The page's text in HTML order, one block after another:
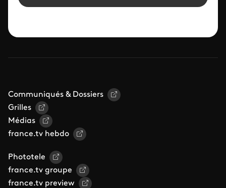
Communiqués & Dossiers
Grilles
Médias
france.tv hebdo
Phototele
france.tv groupe
france.tv preview